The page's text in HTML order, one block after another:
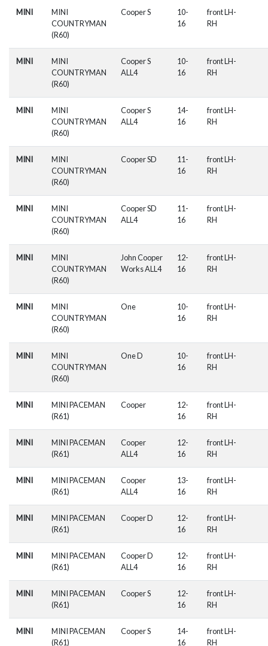
MINI
MINI
COUNTRYMAN
(R60)
Cooper S
10-
16
front LH-
RH
MINI
MINI
COUNTRYMAN
(R60)
Cooper S
ALL4
10-
16
front LH-
RH
MINI
MINI
COUNTRYMAN
(R60)
Cooper S
ALL4
14-
16
front LH-
RH
MINI
MINI
COUNTRYMAN
(R60)
Cooper SD
11-
16
front LH-
RH
MINI
MINI
COUNTRYMAN
(R60)
Cooper SD
ALL4
11-
16
front LH-
RH
MINI
MINI
COUNTRYMAN
(R60)
John Cooper
Works ALL4
12-
16
front LH-
RH
MINI
MINI
COUNTRYMAN
(R60)
One
10-
16
front LH-
RH
MINI
MINI
COUNTRYMAN
(R60)
One D
10-
16
front LH-
RH
MINI
MINI PACEMAN
(R61)
Cooper
12-
16
front LH-
RH
MINI
MINI PACEMAN
(R61)
Cooper
ALL4
12-
16
front LH-
RH
MINI
MINI PACEMAN
(R61)
Cooper
ALL4
13-
16
front LH-
RH
MINI
MINI PACEMAN
(R61)
Cooper D
12-
16
front LH-
RH
MINI
MINI PACEMAN
(R61)
Cooper D
ALL4
12-
16
front LH-
RH
MINI
MINI PACEMAN
(R61)
Cooper S
12-
16
front LH-
RH
MINI
MINI PACEMAN
(R61)
Cooper S
14-
16
front LH-
RH